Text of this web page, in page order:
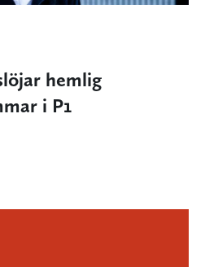
hemlig
i P1